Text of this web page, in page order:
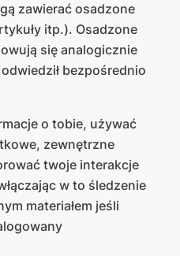
zawierać osadzone
itp.). Osadzone
się analogicznie
bezpośrednio
o tobie, używać
zewnętrzne
twoje interakcje
w to śledzenie
materiałem jeśli